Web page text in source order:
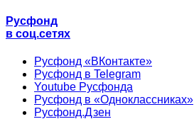
Русфонд
в соц.сетях
Русфонд «ВКонтакте»
Русфонд в Telegram
Youtube Русфонда
Русфонд в «Одноклассниках»
Русфонд.Дзен